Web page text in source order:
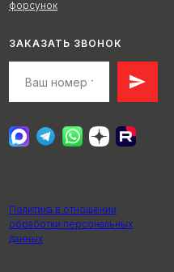
форсунок
ЗАКАЗАТЬ ЗВОНОК
Политика в отношении
обработки персональных
данных